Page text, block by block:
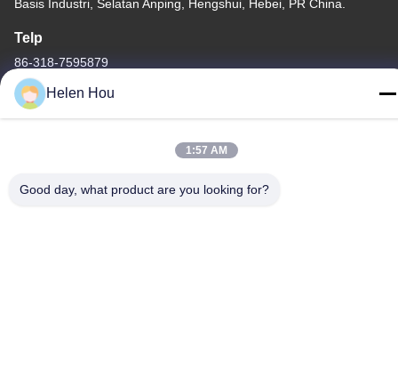
Basis Industri, Selatan Anping, Hengshui, Hebei, PR China.
Telp
86-318-7595879
Cina Kualitas Baik Jaring Sablon Poliester Pemasok. Hak cipta ©
Helen Hou
1:57 AM
Good day, what product are you looking for?